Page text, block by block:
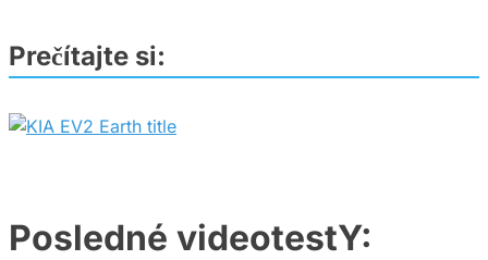
Prečítajte si:
Posledné videotestY: